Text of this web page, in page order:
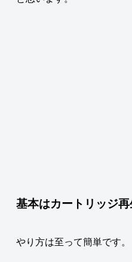
基本はカートリッジ再
やり方は至って簡単です。